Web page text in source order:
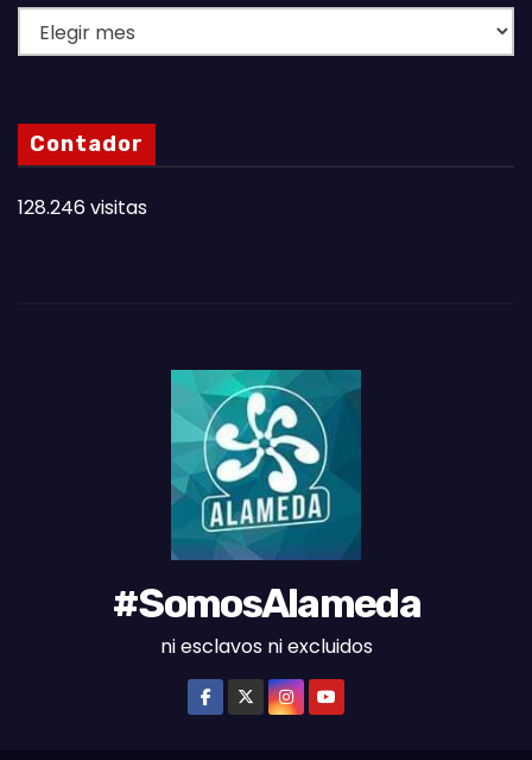
A
N
O
A
Contador
128.246 visitas
#SomosAlameda
ni esclavos ni excluidos